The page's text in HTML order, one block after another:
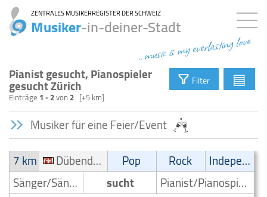
ZENTRALES MUSIKERREGISTER DER SCHWEIZ
Musiker-in-deiner-Stadt
...music is my everlasting love
Pianist gesucht, Pianospieler
gesucht Zürich
Einträge 1 - 2von2 [+5 km]
Filter ▤
Musiker für eine Feier/Event
7 km
Dübendorf Pop Rock
Independent
Sänger/Sängerin
sucht
Pianist/Pianospieler